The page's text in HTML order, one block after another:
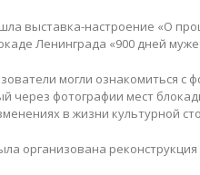
выставка-настроение «О
Ленинграда «900 дней
могли ознакомиться
через фотографии мест
в жизни культурной
организована